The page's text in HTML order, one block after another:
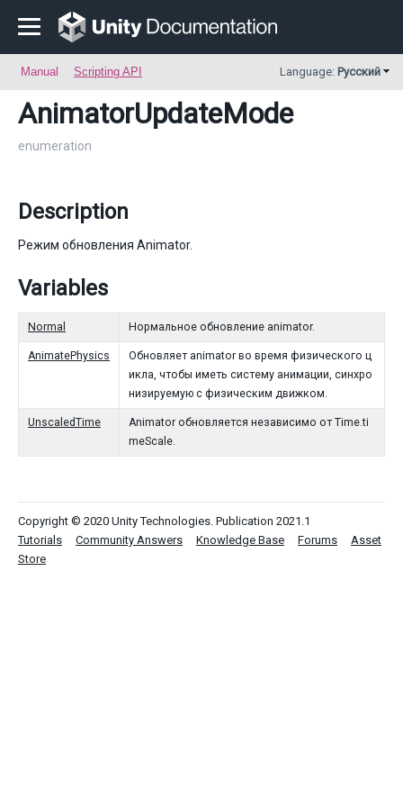
Manual Scripting API Language: Русский
AnimatorUpdateMode
enumeration
Description
Режим обновления Animator.
Variables
Normal Нормальное обновление animator.
AnimatePhysics
Обновляет animator во время физического ц
икла, чтобы иметь систему анимации, синхро
низируемую с физическим движком.
UnscaledTime
Animator обновляется независимо от Time.ti
meScale.
Copyright © 2020 Unity Technologies. Publication 2021.1
Tutorials
Community Answers Knowledge Base Forums
Asset
Store